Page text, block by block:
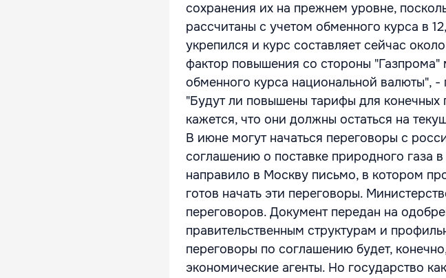
сохранения их на прежнем уровне,
рассчитаны с учетом обменного курса в
укрепился и курс составляет сейчас
фактор повышения со стороны
обменного курса национальной валюты",
"Будут ли повышены тарифы для
кажется, что они должны остаться на
В июне могут начаться переговоры с
соглашению о поставке природного газа
направило в Москву письмо, в котором
готов начать эти переговоры.
переговоров. Документ передан на
правительственным структурам и
переговоры по соглашению будет,
экономические агенты. Но государство